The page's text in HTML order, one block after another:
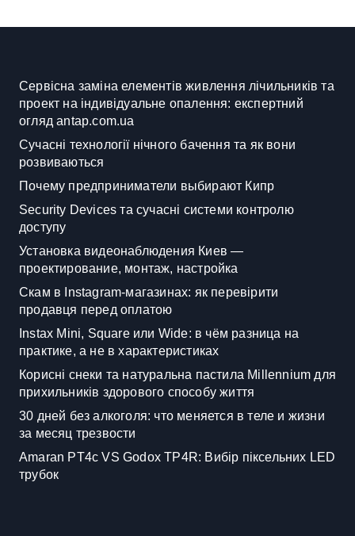
Сервісна заміна елементів живлення лічильників та
проект на індивідуальне опалення: експертний
огляд antap.com.ua
Сучасні технології нічного бачення та як вони
розвиваються
Почему предприниматели выбирают Кипр
Security Devices та сучасні системи контролю
доступу
Установка видеонаблюдения Киев —
проектирование, монтаж, настройка
Скам в Instagram-магазинах: як перевірити
продавця перед оплатою
Instax Mini, Square или Wide: в чём разница на
практике, а не в характеристиках
Корисні снеки та натуральна пастила Millennium для
прихильників здорового способу життя
30 дней без алкоголя: что меняется в теле и жизни
за месяц трезвости
Amaran PT4c VS Godox TP4R: Вибір піксельних LED
трубок